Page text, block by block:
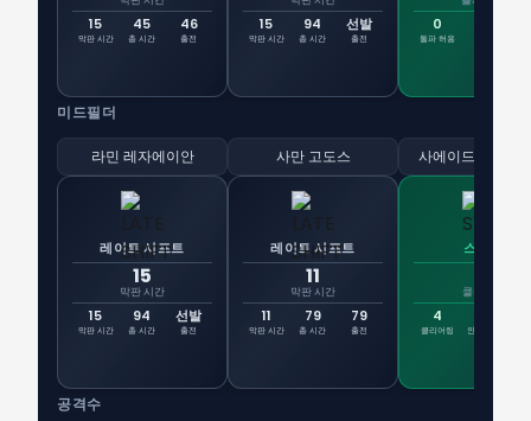
15
막판 시간
45
총 시간
46
출전
15
막판 시간
94
총 시간
선발
출전
0
돌파 허용
미드필더
라민 레자에이안
레이트 시프트
15
막판 시간
15
막판 시간
94
총 시간
선발
출전
사만 고도스
레이트 시프트
11
막판 시간
11
막판 시간
79
총 시간
79
출전
사에이드 에자톨
스위퍼
클리어링
4
클리어링 인터셉트
공격수